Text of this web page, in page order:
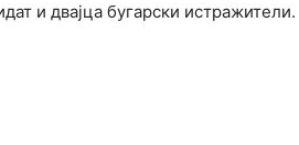
и двајца бугарски истражители.